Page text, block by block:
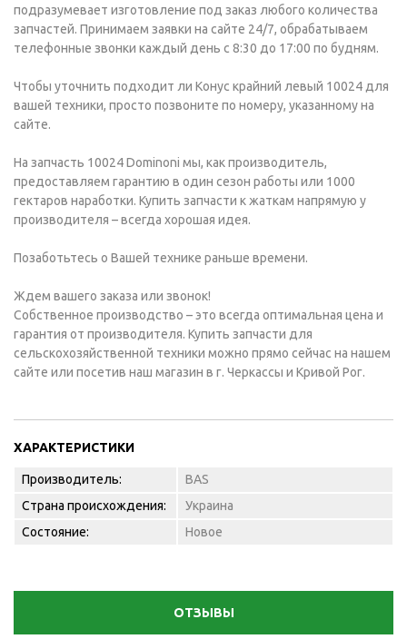
подразумевает изготовление под заказ любого количества
запчастей. Принимаем заявки на сайте 24/7, обрабатываем
телефонные звонки каждый день с 8:30 до 17:00 по будням.
Чтобы уточнить подходит ли Конус крайний левый 10024 для
вашей техники, просто позвоните по номеру, указанному на
сайте.
На запчасть 10024 Dominoni мы, как производитель,
предоставляем гарантию в один сезон работы или 1000
гектаров наработки. Купить запчасти к жаткам напрямую у
производителя – всегда хорошая идея.
Позаботьтесь о Вашей технике раньше времени.
Ждем вашего заказа или звонок!
Собственное производство – это всегда оптимальная цена и
гарантия от производителя. Купить запчасти для
сельскохозяйственной техники можно прямо сейчас на нашем
сайте или посетив наш магазин в г. Черкассы и Кривой Рог.
ХАРАКТЕРИСТИКИ
Производитель:
BAS
Страна происхождения:
Украина
Состояние:
Новое
ОТЗЫВЫ